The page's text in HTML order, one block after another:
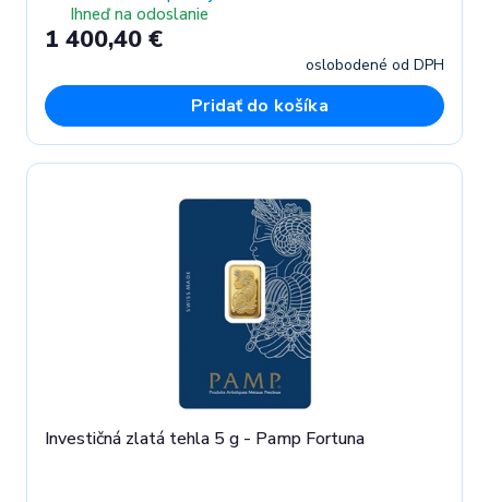
Ihneď na odoslanie
1 400,40 €
oslobodené od DPH
Pridať do košíka
Investičná zlatá tehla 5 g - Pamp Fortuna